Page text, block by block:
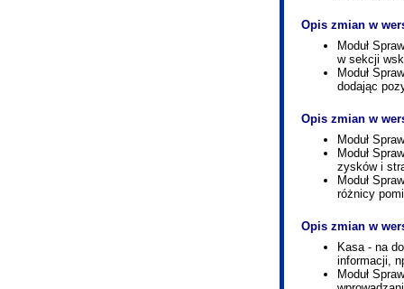
Opis zmian w
Moduł
w sekcji
Moduł
dodając
Opis zmian w
Moduł
Moduł
zysków i
Moduł
różnicy
Opis zmian w
Kasa - na
informacji,
Moduł